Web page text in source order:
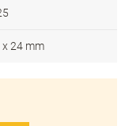
x 24 mm